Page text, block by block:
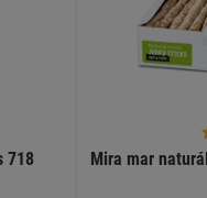
718
Mira mar